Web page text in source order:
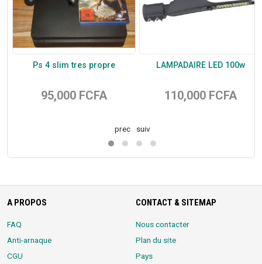
Ps 4 slim tres propre
95,000 FCFA
LAMPADAIRE LED 100w
110,000 FCFA
prec suiv
A PROPOS
FAQ
Anti-arnaque
CGU
CONTACT & SITEMAP
Nous contacter
Plan du site
Pays